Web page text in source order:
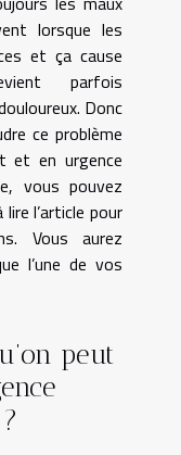
lorsque les
et ça cause
parfois
Donc
ce problème
et en urgence
vous pouvez
l’article pour
Vous aurez
l’une de vos
peut